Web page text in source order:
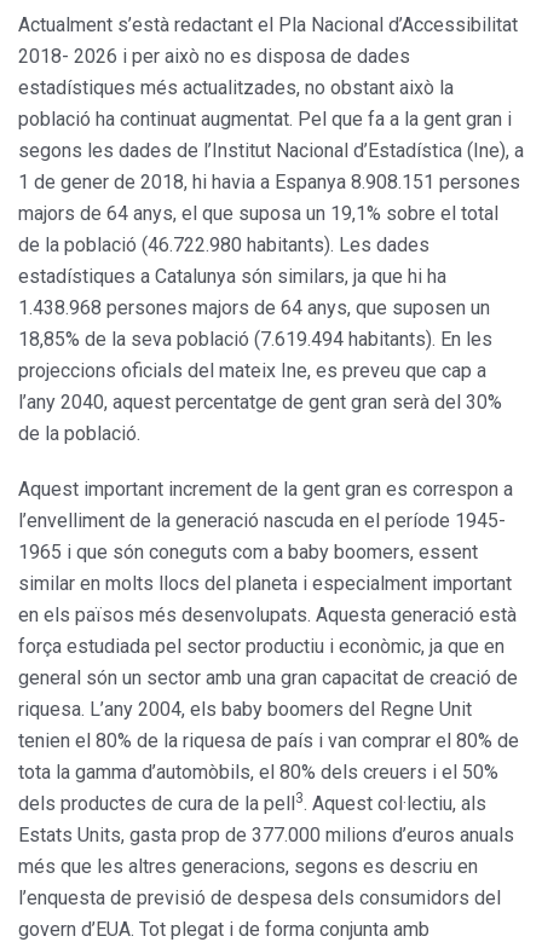
Actualment s’està redactant el Pla Nacional d’Accessibilitat
2018- 2026 i per això no es disposa de dades
estadístiques més actualitzades, no obstant això la
població ha continuat augmentat. Pel que fa a la gent gran i
segons les dades de l’Institut Nacional d’Estadística (Ine), a
1 de gener de 2018, hi havia a Espanya 8.908.151 persones
majors de 64 anys, el que suposa un 19,1% sobre el total
de la població (46.722.980 habitants). Les dades
estadístiques a Catalunya són similars, ja que hi ha
1.438.968 persones majors de 64 anys, que suposen un
18,85% de la seva població (7.619.494 habitants). En les
projeccions oficials del mateix Ine, es preveu que cap a
l’any 2040, aquest percentatge de gent gran serà del 30%
de la població.
Aquest important increment de la gent gran es correspon a
l’envelliment de la generació nascuda en el període 1945-
1965 i que són coneguts com a baby boomers, essent
similar en molts llocs del planeta i especialment important
en els països més desenvolupats. Aquesta generació està
força estudiada pel sector productiu i econòmic, ja que en
general són un sector amb una gran capacitat de creació de
riquesa. L’any 2004, els baby boomers del Regne Unit
tenien el 80% de la riquesa de país i van comprar el 80% de
tota la gamma d’automòbils, el 80% dels creuers i el 50%
dels productes de cura de la pell3. Aquest col·lectiu, als
Estats Units, gasta prop de 377.000 milions d’euros anuals
més que les altres generacions, segons es descriu en
l’enquesta de previsió de despesa dels consumidors del
govern d’EUA. Tot plegat i de forma conjunta amb